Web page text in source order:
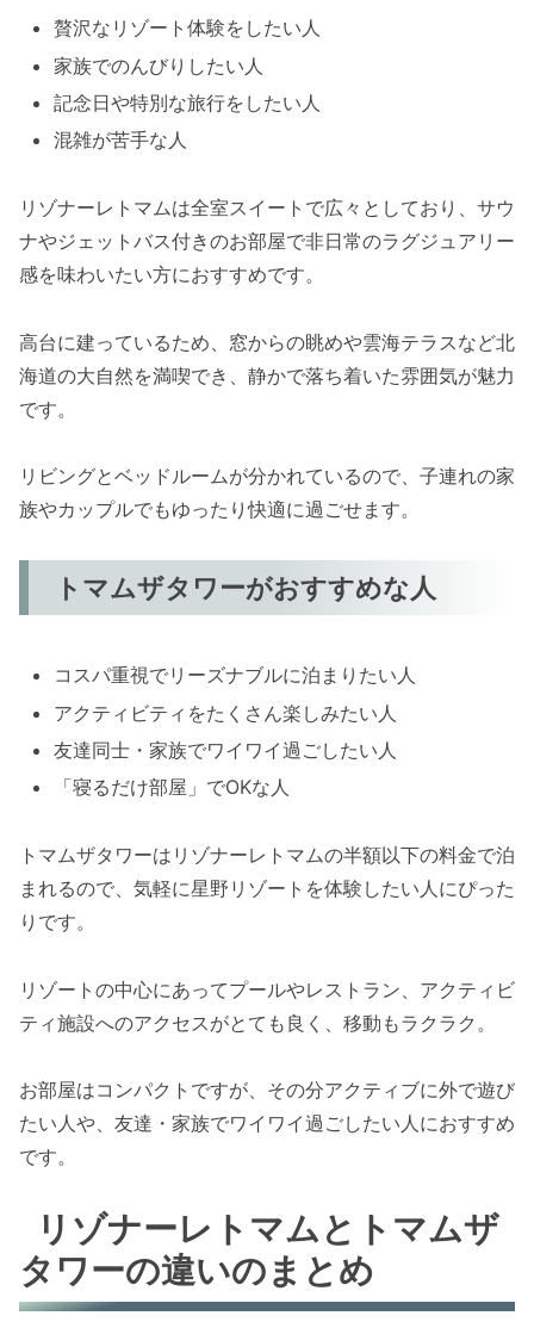
贅沢なリゾート体験をしたい人
家族でのんびりしたい人
記念日や特別な旅行をしたい人
混雑が苦手な人
リゾナーレトマムは全室スイートで広々としており、サウ
ナやジェットバス付きのお部屋で非日常のラグジュアリー
感を味わいたい方におすすめです。
高台に建っているため、窓からの眺めや雲海テラスなど北
海道の大自然を満喫でき、静かで落ち着いた雰囲気が魅力
です。
リビングとベッドルームが分かれているので、子連れの家
族やカップルでもゆったり快適に過ごせます。
トマムザタワーがおすすめな人
コスパ重視でリーズナブルに泊まりたい人
アクティビティをたくさん楽しみたい人
友達同士・家族でワイワイ過ごしたい人
「寝るだけ部屋」でOKな人
トマムザタワーはリゾナーレトマムの半額以下の料金で泊
まれるので、気軽に星野リゾートを体験したい人にぴった
りです。
リゾートの中心にあってプールやレストラン、アクティビ
ティ施設へのアクセスがとても良く、移動もラクラク。
お部屋はコンパクトですが、その分アクティブに外で遊び
たい人や、友達・家族でワイワイ過ごしたい人におすすめ
です。
リゾナーレトマムとトマムザ
タワーの違いのまとめ